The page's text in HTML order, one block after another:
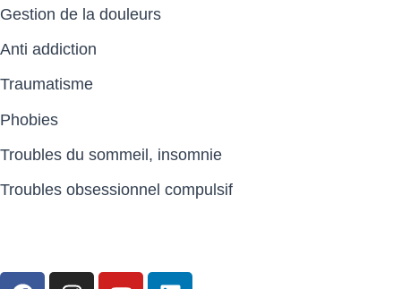
Gestion de la douleurs
Anti addiction
Traumatisme
Phobies
Troubles du sommeil, insomnie
Troubles obsessionnel compulsif